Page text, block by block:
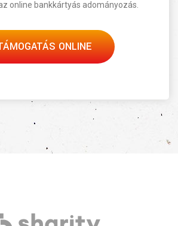
online bankkártyás adományozás.
ONLINE